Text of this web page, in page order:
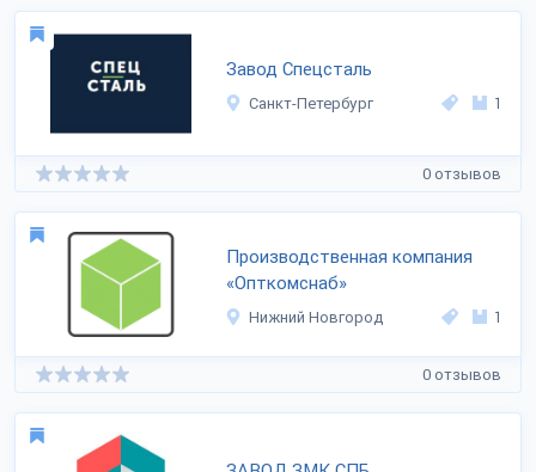
Завод Спецсталь
Санкт-Петербург 1
0 отзывов
Производственная компания
«Опткомснаб»
Нижний Новгород 1
0 отзывов